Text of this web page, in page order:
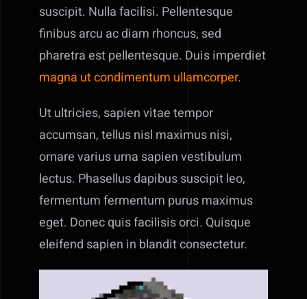
suscipit. Nulla facilisi. Pellentesque
finibus arcu ac diam rhoncus, sed
pharetra est pellentesque. Duis imperdiet
magna ut condimentum ullamcorper.
Ut ultricies, sapien vitae tempor
accumsan, tellus nisl maximus nisi,
ornare varius urna sapien vestibulum
lectus. Phasellus dapibus suscipit leo,
fermentum fermentum purus maximus
eget. Donec quis facilisis orci. Quisque
eleifend sapien in blandit consectetur.